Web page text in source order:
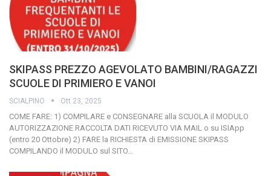
SKIPASS PREZZO AGEVOLATO BAMBINI/RAGAZZI
SCUOLE DI PRIMIERO E VANOI
SCIALPINO Ott 23, 2025
COME FARE: 1) COMPILARE e CONSEGNARE alla SCUOLA il MODULO
AUTORIZZAZIONE RACCOLTA DATI RICEVUTO VIA MAIL o su ISIApp
(entro 20 Ottobre) 2) FARE la RICHIESTA di EMISSIONE SKIPASS
COMPILANDO il MODULO sul SITO